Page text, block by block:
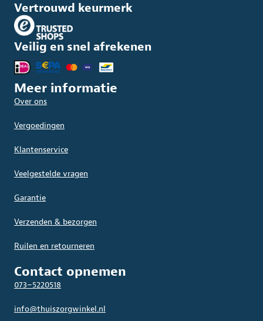
Vertrouwd keurmerk
Veilig en snel afrekenen
Meer informatie
Over ons
Vergoedingen
Klantenservice
Veelgestelde vragen
Garantie
Verzenden & bezorgen
Ruilen en retourneren
Contact opnemen
073–5220518
info@thuiszorgwinkel.nl